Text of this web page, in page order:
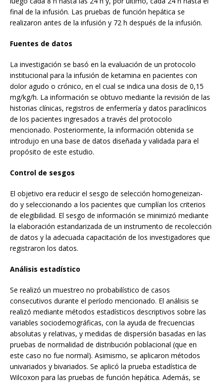
final de la infusión. Las pruebas de función hepática se
realizaron antes de la infusión y 72 h después de la infusión.
Fuentes de datos
La investigación se basó en la evaluación de un protocolo
institucional para la infusión de ketamina en pacientes con
dolor agudo o crónico, en el cual se indica una dosis de 0,15
mg/kg/h. La información se obtuvo mediante la revisión de las
historias clínicas, registros de enfermería y datos paraclínicos
de los pacientes ingresados a través del protocolo
mencionado. Posteriormente, la información obtenida se
introdujo en una base de datos diseñada y validada para el
propósito de este estudio.
Control de sesgos
El objetivo era reducir el sesgo de selección homogeneizan-
do y seleccionando a los pacientes que cumplían los criterios
de elegibilidad. El sesgo de información se minimizó mediante
la elaboración estandarizada de un instrumento de recolección
de datos y la adecuada capacitación de los investigadores que
registraron los datos.
Análisis estadístico
Se realizó un muestreo no probabilístico de casos
consecutivos durante el período mencionado. El análisis se
realizó mediante métodos estadísticos descriptivos sobre las
variables sociodemográficas, con la ayuda de frecuencias
absolutas y relativas, y medidas de dispersión basadas en las
pruebas de normalidad de distribución poblacional (que en
este caso no fue normal). Asimismo, se aplicaron métodos
univariados y bivariados. Se aplicó la prueba estadística de
Wilcoxon para las pruebas de función hepática. Además, se